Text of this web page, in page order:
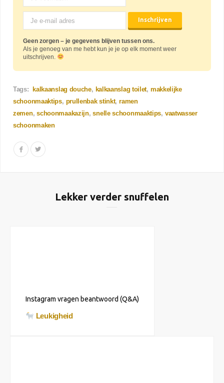
Geen zorgen – je gegevens blijven tussen ons.
Als je genoeg van me hebt kun je je op elk moment weer
uitschrijven.
Tags: kalkaanslag douche kalkaanslag toilet makkelijke
schoonmaaktips prullenbak stinkt ramen
zemen schoonmaakazijn snelle schoonmaaktips vaatwasser
schoonmaken
Lekker verder snuffelen
Instagram vragen beantwoord (Q&A)
Leukigheid